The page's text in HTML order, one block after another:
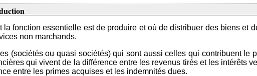
la fonction essentielle est de produire et où de distribuer des biens et
non marchands.
(sociétés ou quasi sociétés) qui sont aussi celles qui contribuent
qui vivent de la différence entre les revenus tirés et les intérêts
entre les primes acquises et les indemnités dues.